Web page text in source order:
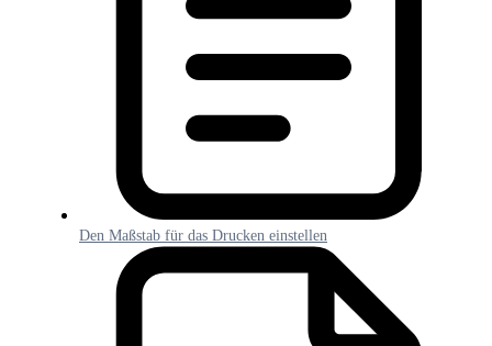
Den Maßstab für das Drucken einstellen